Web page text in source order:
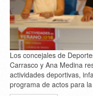
Los concejales de
Carrasco y Ana Medina
actividades deportivas,
programa de actos para